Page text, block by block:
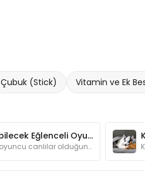
Çubuk (Stick) Vitamin ve Ek
Köpekle Oynanabilecek Eğlenceli Oyunlar
Köpeklerin ne kadar oyuncu canlılar olduğunu anlatmamıza gerek var mı? Oyunlar hem köpeğinizin zeka gelişimine katkı sağlar hem de onu mutlu eder.